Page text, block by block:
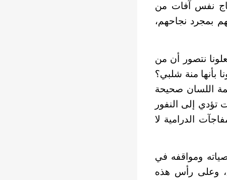
نفس آفات من
بمجرد نجاحهم،
نتصور أن من
بأنها منة شلبي؟
اللسان صحيحة
إلى النفور
الدرامية لا
ومواقفه في
وعلى رأس هذه